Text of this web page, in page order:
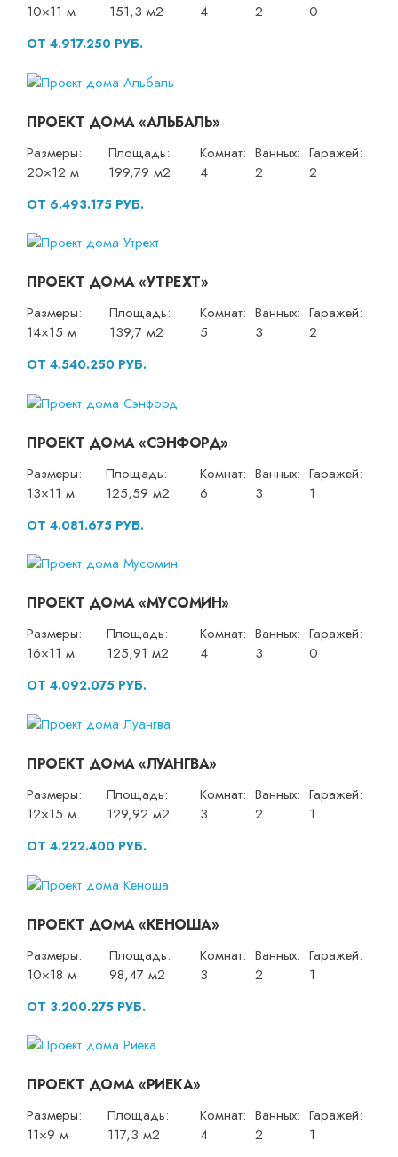
10×11 м
151,3 м2
4
2
0
ОТ 4.917.250 РУБ.
ПРОЕКТ ДОМА «АЛЬБАЛЬ»
Размеры:
20×12 м
Площадь:
199,79 м2
Комнат:
4
Ванных:
2
Гаражей:
2
ОТ 6.493.175 РУБ.
ПРОЕКТ ДОМА «УТРЕХТ»
Размеры:
14×15 м
Площадь:
139,7 м2
Комнат:
5
Ванных:
3
Гаражей:
2
ОТ 4.540.250 РУБ.
ПРОЕКТ ДОМА «СЭНФОРД»
Размеры:
13×11 м
Площадь:
125,59 м2
Комнат:
6
Ванных:
3
Гаражей:
1
ОТ 4.081.675 РУБ.
ПРОЕКТ ДОМА «МУСОМИН»
Размеры:
16×11 м
Площадь:
125,91 м2
Комнат:
4
Ванных:
3
Гаражей:
0
ОТ 4.092.075 РУБ.
ПРОЕКТ ДОМА «ЛУАНГВА»
Размеры:
12×15 м
Площадь:
129,92 м2
Комнат:
3
Ванных:
2
Гаражей:
1
ОТ 4.222.400 РУБ.
ПРОЕКТ ДОМА «КЕНОША»
Размеры:
10×18 м
Площадь:
98,47 м2
Комнат:
3
Ванных:
2
Гаражей:
1
ОТ 3.200.275 РУБ.
ПРОЕКТ ДОМА «РИЕКА»
Размеры:
11×9 м
Площадь:
117,3 м2
Комнат:
4
Ванных:
2
Гаражей:
1